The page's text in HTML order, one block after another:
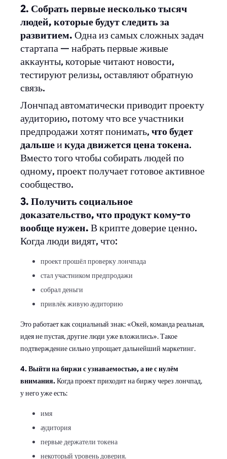
2. Собрать первые несколько тысяч
людей, которые будут следить за
развитием. Одна из самых сложных задач
стартапа — набрать первые живые
аккаунты, которые читают новости,
тестируют релизы, оставляют обратную
связь.
Лончпад автоматически приводит проекту
аудиторию, потому что все участники
предпродажи хотят понимать, что будет
дальшеикуда движется цена токена.
Вместо того чтобы собирать людей по
одному, проект получает готовое активное
сообщество.
3. Получить социальное
доказательство, что продукт кому-то
вообще нужен. В крипте доверие ценно.
Когда люди видят, что:
проект прошёл проверку лончпада
стал участником предпродажи
собрал деньги
привлёк живую аудиторию
Это работает как социальный знак: «Окей, команда реальная,
идея не пустая, другие люди уже вложились». Такое
подтверждение сильно упрощает дальнейший маркетинг.
4. Выйти на биржи с узнаваемостью, а не с нулём
внимания.Когда проект приходит на биржу через лончпад,
у него уже есть:
имя
аудитория
первые держатели токена
некоторый уровень доверия.